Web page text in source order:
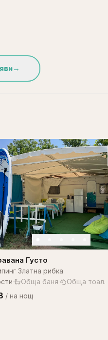
→
Густо
Златна рибка
· Обща баня· Обща тоал.
/ на нощ